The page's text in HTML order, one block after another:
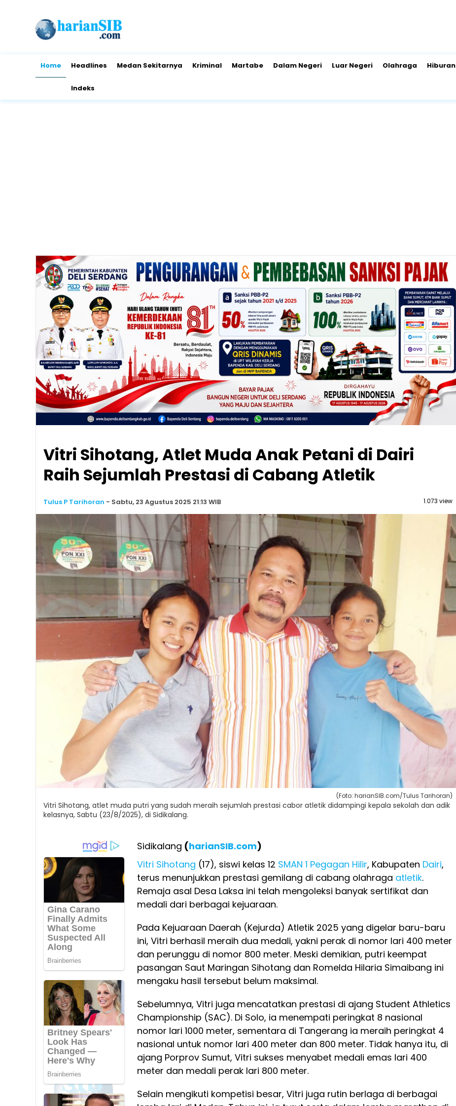
Home Headlines Medan Sekitarnya Kriminal Martabe Dalam Negeri Luar Negeri Olahraga Hiburan
Indeks
Vitri Sihotang, Atlet Muda Anak Petani di Dairi
Raih Sejumlah Prestasi di Cabang Atletik
Tulus P Tarihoran - Sabtu, 23 Agustus 2025 21:13 WIB 1.073 view
(Foto: harianSIB.com/Tulus Tarihoran)
Vitri Sihotang, atlet muda putri yang sudah meraih sejumlah prestasi cabor atletik didampingi kepala sekolah dan adik
kelasnya, Sabtu (23/8/2025), di Sidikalang.
Sidikalang (harianSIB.com)
Vitri Sihotang (17), siswi kelas 12 SMAN 1 Pegagan Hilir, Kabupaten Dairi,
terus menunjukkan prestasi gemilang di cabang olahraga atletik.
Remaja asal Desa Laksa ini telah mengoleksi banyak sertifikat dan
medali dari berbagai kejuaraan.
Pada Kejuaraan Daerah (Kejurda) Atletik 2025 yang digelar baru-baru
ini, Vitri berhasil meraih dua medali, yakni perak di nomor lari 400 meter
dan perunggu di nomor 800 meter. Meski demikian, putri keempat
pasangan Saut Maringan Sihotang dan Romelda Hilaria Simaibang ini
mengaku hasil tersebut belum maksimal.
Sebelumnya, Vitri juga mencatatkan prestasi di ajang Student Athletics
Championship (SAC). Di Solo, ia menempati peringkat 8 nasional
nomor lari 1000 meter, sementara di Tangerang ia meraih peringkat 4
nasional untuk nomor lari 400 meter dan 800 meter. Tidak hanya itu, di
ajang Porprov Sumut, Vitri sukses menyabet medali emas lari 400
meter dan medali perak lari 800 meter.
Selain mengikuti kompetisi besar, Vitri juga rutin berlaga di berbagai